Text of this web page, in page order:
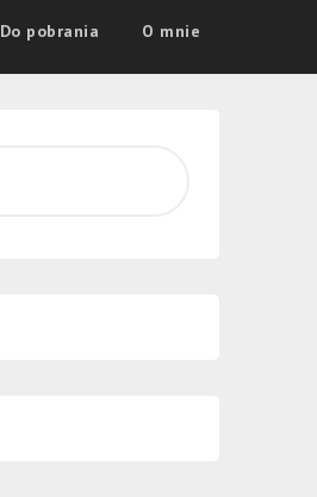
Do pobrania O mnie